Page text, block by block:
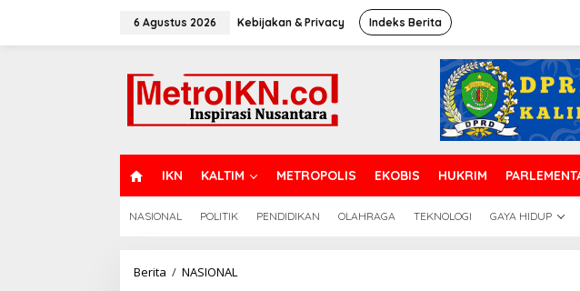
6 Agustus 2026 Kebijakan & Privacy Indeks Berita
O
M
IKN KALTIM METROPOLIS EKOBIS HUKRIM
NASIONAL POLITIK PENDIDIKAN OLAHRAGA TEKNOLOGI GAYA HIDUP
Berita / NASIONAL